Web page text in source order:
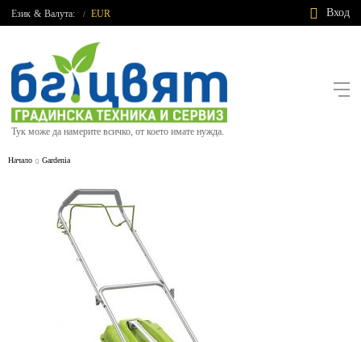
Език & Валута: / EUR Вход
Тук може да намерите всичко, от което имате нужда.
Начало Gardenia